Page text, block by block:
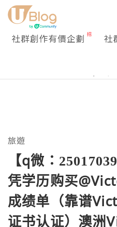
社群創作有價企劃 社
旅遊
【q微：
凭学历购买
成绩单（靠谱
证书认证）澳洲